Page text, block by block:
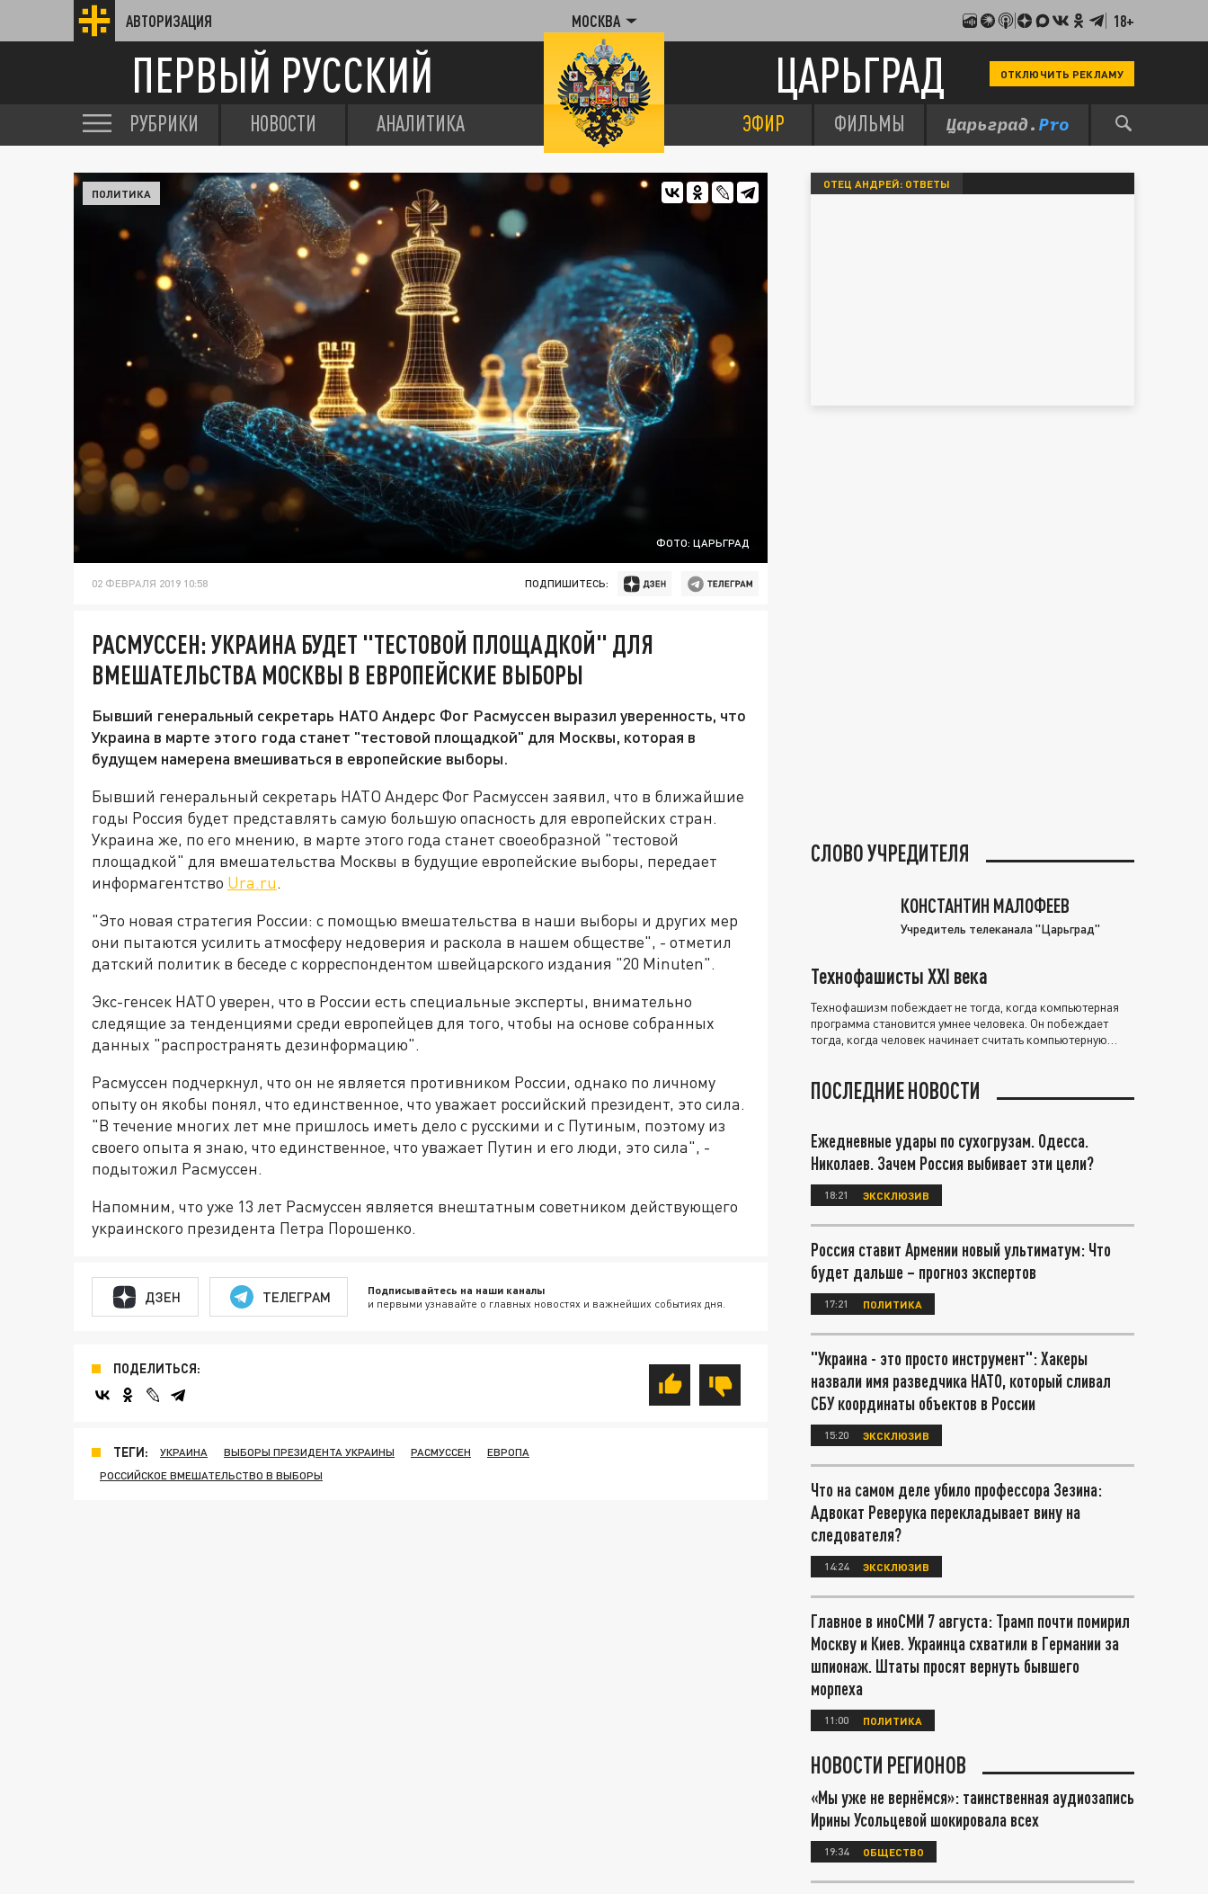
АВТОРИЗАЦИЯ МОСКВА 18+
ПЕРВЫЙ РУССКИЙ ЦАРЬГРАД ОТКЛЮЧИТЬ РЕКЛАМУ
РУБРИКИ НОВОСТИ АНАЛИТИКА ЭФИР ФИЛЬМЫ
ФОТО: ЦАРЬГРАД
ПОЛИТИКА
02 ФЕВРАЛЯ 2019 10:58 ПОДПИШИТЕСЬ:
РАСМУССЕН: УКРАИНА БУДЕТ "ТЕСТОВОЙ ПЛОЩАДКОЙ" ДЛЯ
ВМЕШАТЕЛЬСТВА МОСКВЫ В ЕВРОПЕЙСКИЕ ВЫБОРЫ
Бывший генеральный секретарь НАТО Андерс Фог Расмуссен выразил уверенность, что
Украина в марте этого года станет "тестовой площадкой" для Москвы, которая в
будущем намерена вмешиваться в европейские выборы.
Бывший генеральный секретарь НАТО Андерс Фог Расмуссен заявил, что в ближайшие
годы Россия будет представлять самую большую опасность для европейских стран.
Украина же, по его мнению, в марте этого года станет своеобразной "тестовой
площадкой" для вмешательства Москвы в будущие европейские выборы, передает
информагентство Ura.ru.
"Это новая стратегия России: с помощью вмешательства в наши выборы и других мер
они пытаются усилить атмосферу недоверия и раскола в нашем обществе", - отметил
датский политик в беседе с корреспондентом швейцарского издания "20 Minuten".
Экс-генсек НАТО уверен, что в России есть специальные эксперты, внимательно
следящие за тенденциями среди европейцев для того, чтобы на основе собранных
данных "распространять дезинформацию".
Расмуссен подчеркнул, что он не является противником России, однако по личному
опыту он якобы понял, что единственное, что уважает российский президент, это сила.
"В течение многих лет мне пришлось иметь дело с русскими и с Путиным, поэтому из
своего опыта я знаю, что единственное, что уважает Путин и его люди, это сила", -
подытожил Расмуссен.
Напомним, что уже 13 лет Расмуссен является внештатным советником действующего
украинского президента Петра Порошенко.
ДЗЕН ТЕЛЕГРАМ Подписывайтесь на наши каналы
и первыми узнавайте о главных новостях и важнейших событиях дня.
ПОДЕЛИТЬСЯ:
ТЕГИ: УКРАИНА ВЫБОРЫ ПРЕЗИДЕНТА УКРАИНЫ РАСМУССЕН
ЕВРОПА
РОССИЙСКОЕ ВМЕШАТЕЛЬСТВО В ВЫБОРЫ
ОТЕЦ АНДРЕЙ: ОТВЕТЫ
СЛОВО УЧРЕДИТЕЛЯ
КОНСТАНТИН МАЛОФЕЕВ
Учредитель телеканала "Царьград"
Технофашисты XXI века
Технофашизм побеждает не тогда, когда компьютерная
программа становится умнее человека. Он побеждает
тогда, когда человек начинает считать компьютерную
ПОСЛЕДНИЕ НОВОСТИ
Ежедневные удары по сухогрузам. Одесса.
Николаев. Зачем Россия выбивает эти цели?
18:21 ЭКСКЛЮЗИВ
Россия ставит Армении новый ультиматум: Что
будет дальше – прогноз экспертов
17:21 ПОЛИТИКА
"Украина - это просто инструмент": Хакеры
назвали имя разведчика НАТО, который сливал
СБУ координаты объектов в России
15:20 ЭКСКЛЮЗИВ
Что на самом деле убило профессора Зезина:
Адвокат Реверука перекладывает вину на
следователя?
14:24 ЭКСКЛЮЗИВ
Главное в иноСМИ 7 августа: Трамп почти помирил
Москву и Киев. Украинца схватили в Германии за
шпионаж. Штаты просят вернуть бывшего
морпеха
11:00 ПОЛИТИКА
НОВОСТИ РЕГИОНОВ
«Мы уже не вернёмся»: таинственная аудиозапись
Ирины Усольцевой шокировала всех
19:34 ОБЩЕСТВО